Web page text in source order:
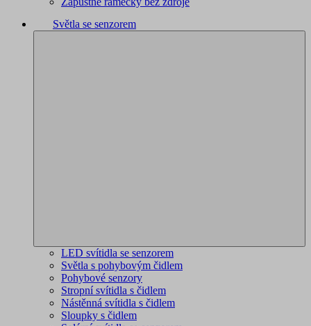
Světla se senzorem
LED svítidla se senzorem
Světla s pohybovým čidlem
Pohybové senzory
Stropní svítidla s čidlem
Nástěnná svítidla s čidlem
Sloupky s čidlem